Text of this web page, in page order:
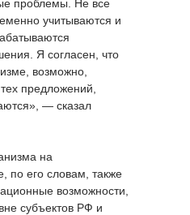
проблемы. Не все
учитываются и
Я согласен, что
возможно,
предложений,
— сказал
на
по его словам, также
возможности,
субъектов РФ и